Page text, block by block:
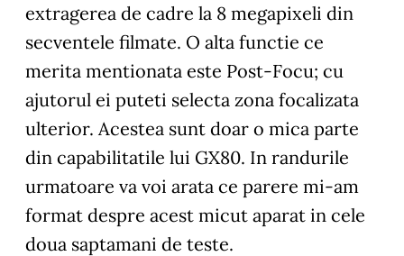
extragerea de cadre la 8 megapixeli din
secventele filmate. O alta functie ce
merita mentionata este Post-Focu; cu
ajutorul ei puteti selecta zona focalizata
ulterior. Acestea sunt doar o mica parte
din capabilitatile lui GX80. In randurile
urmatoare va voi arata ce parere mi-am
format despre acest micut aparat in cele
doua saptamani de teste.